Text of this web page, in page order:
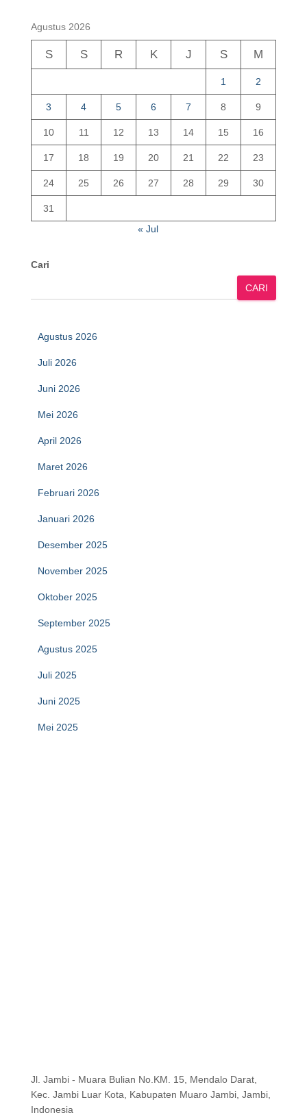
Agustus 2026
S S R K J S M
1 2
3 4 5 6 7 8 9
10 11 12 13 14 15 16
17 18 19 20 21 22 23
24 25 26 27 28 29 30
31
« Jul
Cari
CARI
Agustus 2026
Juli 2026
Juni 2026
Mei 2026
April 2026
Maret 2026
Februari 2026
Januari 2026
Desember 2025
November 2025
Oktober 2025
September 2025
Agustus 2025
Juli 2025
Juni 2025
Mei 2025
Jl. Jambi - Muara Bulian No.KM. 15, Mendalo Darat,
Kec. Jambi Luar Kota, Kabupaten Muaro Jambi, Jambi,
Indonesia